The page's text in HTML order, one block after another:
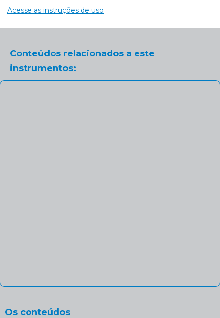
Acesse as instruções de uso
Conteúdos relacionados a este
instrumentos:
Os conteúdos